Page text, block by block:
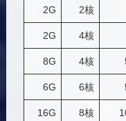
2G 2核
2G 4核
8G 4核
6G 6核
16G 8核